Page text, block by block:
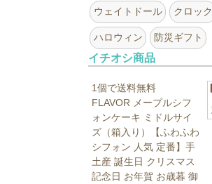
ウェイトドール クロック
ハロウィン 防災ギフト
イチオシ商品
1個で送料無料
FLAVOR メープルシフ
ォンケーキ ミドルサイ
ズ（箱入り）【ふわふわ
シフォン 人気 定番】手
土産 誕生日 クリスマス
記念日 お年賀 お歳暮 御